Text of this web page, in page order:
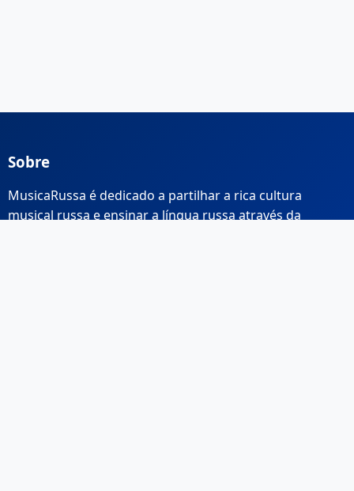
Sobre
MusicaRussa é dedicado a partilhar a rica cultura
musical russa e ensinar a língua russa através da